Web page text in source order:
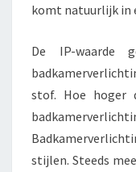
komt natuurlijk in
De IP-waarde
stof. Hoe hoger
stijlen. Steeds